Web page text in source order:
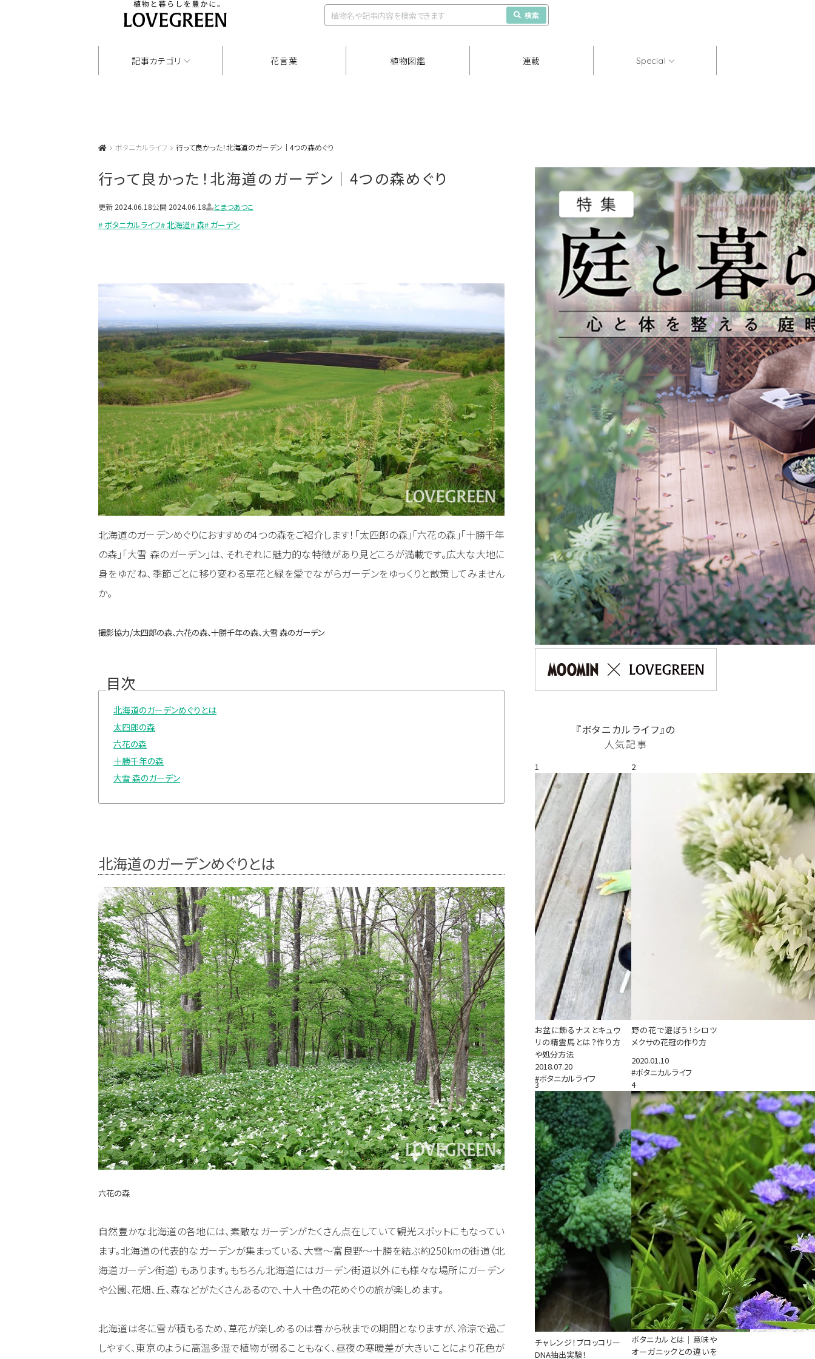
検索
記事カテゴリ 花言葉 植物図鑑 連載 Special
ボタニカルライフ 行って良かった！北海道のガーデン｜4つの森めぐり
行って良かった！北海道のガーデン｜4つの森めぐり
更新 2024.06.18公開 2024.06.18 とまつあつこ
# ボタニカルライフ# 北海道# 森# ガーデン
北海道のガーデンめぐりにおすすめの4つの森をご紹介します！「太四郎の森」「六花の森」「十勝千年
の森」「大雪 森のガーデン」は、それぞれに魅力的な特徴があり見どころが満載です。広大な大地に
身をゆだね、季節ごとに移り変わる草花と緑を愛でながらガーデンをゆっくりと散策してみません
か。
撮影協力/太四郎の森、六花の森、十勝千年の森、大雪 森のガーデン
目次
北海道のガーデンめぐりとは
太四郎の森
六花の森
十勝千年の森
大雪 森のガーデン
北海道のガーデンめぐりとは
六花の森
自然豊かな北海道の各地には、素敵なガーデンがたくさん点在していて観光スポットにもなってい
ます。北海道の代表的なガーデンが集まっている、大雪～富良野～十勝を結ぶ約250kmの街道（北
海道ガーデン街道）もあります。もちろん北海道にはガーデン街道以外にも様々な場所にガーデン
や公園、花畑、丘、森などがたくさんあるので、十人十色の花めぐりの旅が楽しめます。
北海道は冬に雪が積もるため、草花が楽しめるのは春から秋までの期間となりますが、冷涼で過ご
しやすく、東京のように高温多湿で植物が弱ることもなく、昼夜の寒暖差が大きいことにより花色が
『ボタニカルライフ』の
人気記事
1
お盆に飾るナスとキュウ
リの精霊馬とは？作り方
や処分方法
2018.07.20
#ボタニカルライフ
2
野の花で遊ぼう！シロツ
メクサの花冠の作り方
2020.01.10
#ボタニカルライフ
3
チャレンジ！ブロッコリー
DNA抽出実験！
4
ボタニカルとは｜意味や
オーガニックとの違いを